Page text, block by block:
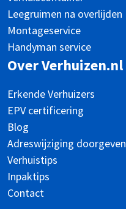
Leegruimen na overlijden
Montageservice
Handyman service
Over Verhuizen.nl
Erkende Verhuizers
EPV certificering
Blog
Adreswijziging doorgeven
Verhuistips
Inpaktips
Contact